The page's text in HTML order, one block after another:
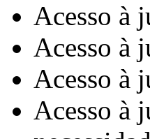
Acesso à
Acesso à
Acesso à
Acesso à